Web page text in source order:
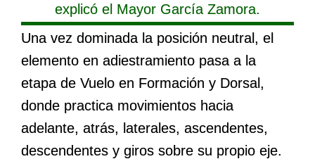
explicó el Mayor García Zamora.
Una vez dominada la posición neutral, el
elemento en adiestramiento pasa a la
etapa de Vuelo en Formación y Dorsal,
donde practica movimientos hacia
adelante, atrás, laterales, ascendentes,
descendentes y giros sobre su propio eje.